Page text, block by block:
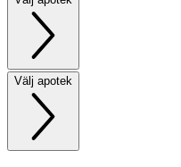
Välj apotek